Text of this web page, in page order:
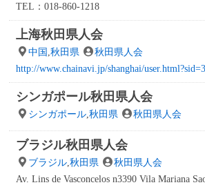
TEL：018-860-1218
上海秋田県人会
中国 ,秋田県
秋田県人会
http://www.chainavi.jp/shanghai/
シンガポール秋田県人会
シンガポール ,秋田県 秋田県人会
ブラジル秋田県人会
ブラジル ,秋田県
秋田県人会
Av. Lins de Vasconcelos n3390 Vila Mariana